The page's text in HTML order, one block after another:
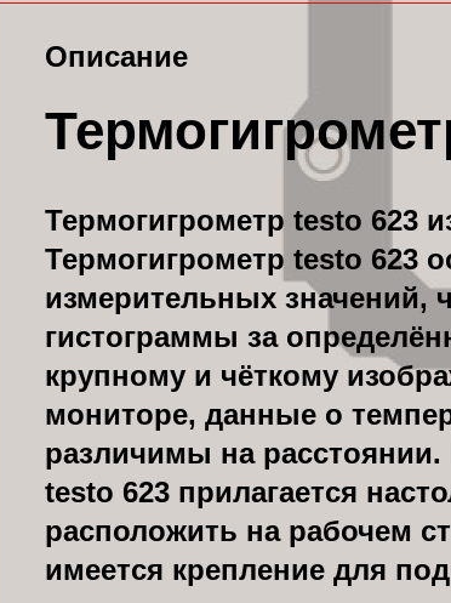
Описание
Термогигрометр testo 623
Термогигрометр testo 623
измерительных значений,
гистограммы за
крупному и чёткому
мониторе, данные о
различимы на
testo 623 прилагается
расположить на рабочем
имеется крепление для